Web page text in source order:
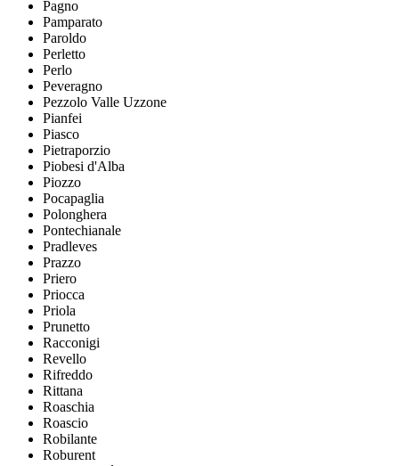
Pagno
Pamparato
Paroldo
Perletto
Perlo
Peveragno
Pezzolo Valle Uzzone
Pianfei
Piasco
Pietraporzio
Piobesi d'Alba
Piozzo
Pocapaglia
Polonghera
Pontechianale
Pradleves
Prazzo
Priero
Priocca
Priola
Prunetto
Racconigi
Revello
Rifreddo
Rittana
Roaschia
Roascio
Robilante
Roburent